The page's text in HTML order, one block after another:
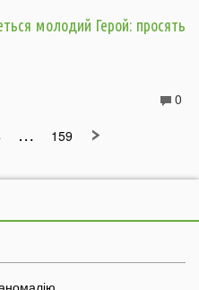
молодий Герой: просять
0
… 159